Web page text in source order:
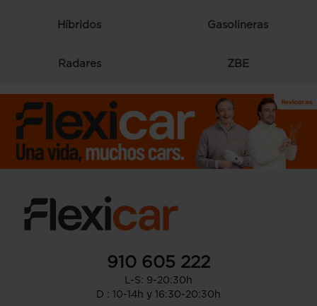
Híbridos Gasolineras
Radares ZBE
910 605 222
L-S: 9-20:30h
D : 10-14h y 16:30-20:30h